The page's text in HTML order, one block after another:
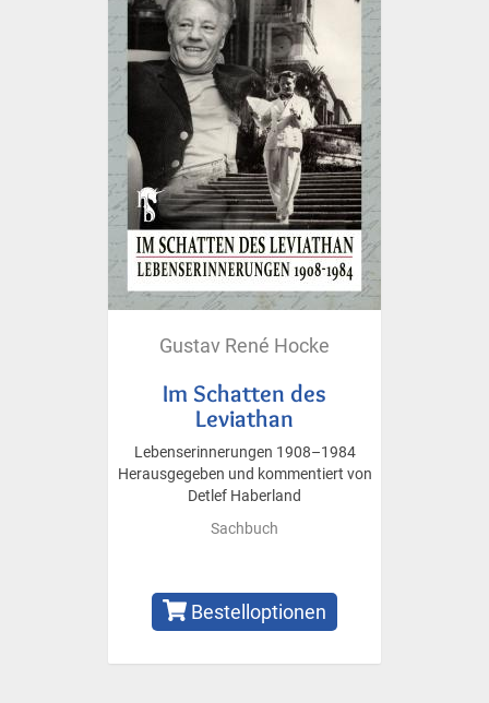
Gustav René Hocke
Im Schatten des
Leviathan
Lebenserinnerungen 1908–1984
Herausgegeben und kommentiert von
Detlef Haberland
Sachbuch
Bestelloptionen